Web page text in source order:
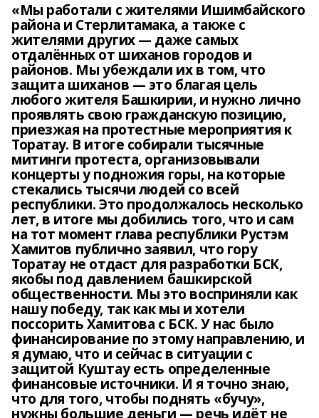
«Мы работали с жителями Ишимбайского
района и Стерлитамака, а также с
жителями других — даже самых
отдалённых от шиханов городов и
районов. Мы убеждали их в том, что
защита шиханов — это благая цель
любого жителя Башкирии, и нужно лично
проявлять свою гражданскую позицию,
приезжая на протестные мероприятия к
Торатау. В итоге собирали тысячные
митинги протеста, организовывали
концерты у подножия горы, на которые
стекались тысячи людей со всей
республики. Это продолжалось несколько
лет, в итоге мы добились того, что и сам
на тот момент глава республики Рустэм
Хамитов публично заявил, что гору
Торатау не отдаст для разработки БСК,
якобы под давлением башкирской
общественности. Мы это восприняли как
нашу победу, так как мы и хотели
поссорить Хамитова с БСК. У нас было
финансирование по этому направлению, и
я думаю, что и сейчас в ситуации с
защитой Куштау есть определенные
финансовые источники. И я точно знаю,
что для того, чтобы поднять «бучу»,
нужны большие деньги — речь идёт не